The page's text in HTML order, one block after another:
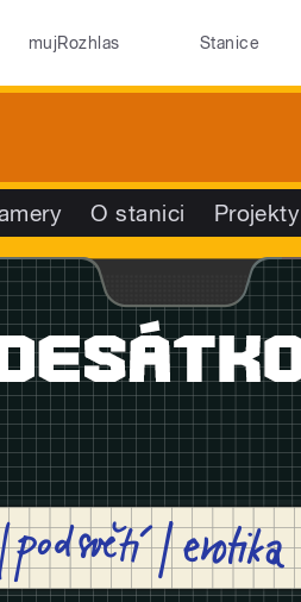
mujRozhlas Stanice
O stanici Projekty